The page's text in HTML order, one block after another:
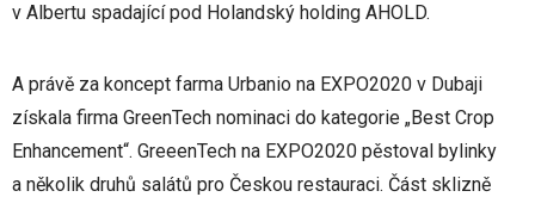
v Albertu spadající pod Holandský holding AHOLD.
A právě za koncept farma Urbanio na EXPO2020 v Dubaji
získala firma GreenTech nominaci do kategorie „Best Crop
Enhancement“. GreeenTech na EXPO2020 pěstoval bylinky
a několik druhů salátů pro Českou restauraci. Část sklizně